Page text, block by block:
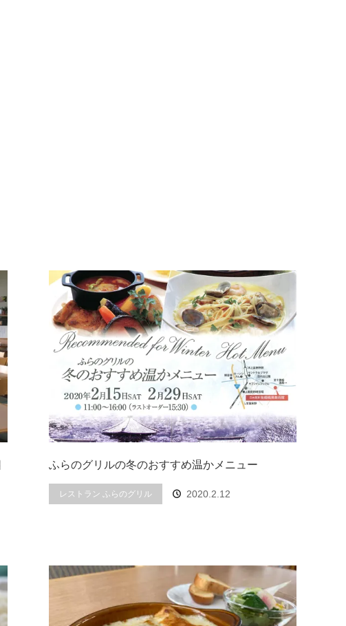
ふらのグリルの冬のおすすめ温かメニュー
レストラン ふらのグリル 2020.2.12